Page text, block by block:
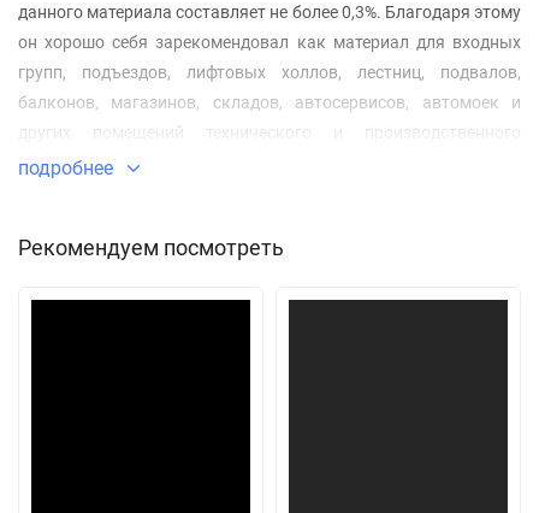
данного материала составляет не более 0,3%. Благодаря этому
он хорошо себя зарекомендовал как материал для входных
групп, подъездов, лифтовых холлов, лестниц, подвалов,
балконов, магазинов, складов, автосервисов, автомоек и
других помещений технического и производственного
назначения.
подробнее
Рекомендуем посмотреть